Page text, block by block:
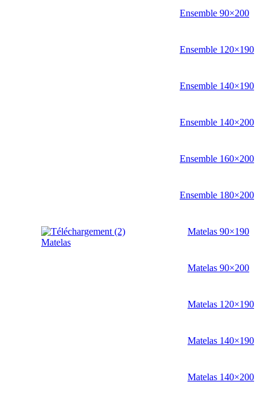
Ensemble 90×200
Ensemble 120×190
Ensemble 140×190
Ensemble 140×200
Ensemble 160×200
Ensemble 180×200
Matelas
Matelas 90×190
Matelas 90×200
Matelas 120×190
Matelas 140×190
Matelas 140×200